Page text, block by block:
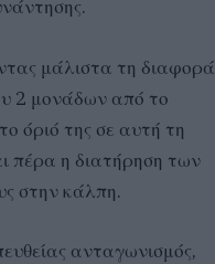
μάλιστα τη διαφορά
2 μονάδων από το
όριό της σε αυτή τη
πέρα η διατήρηση των
στην κάλπη.
ανταγωνισμός,